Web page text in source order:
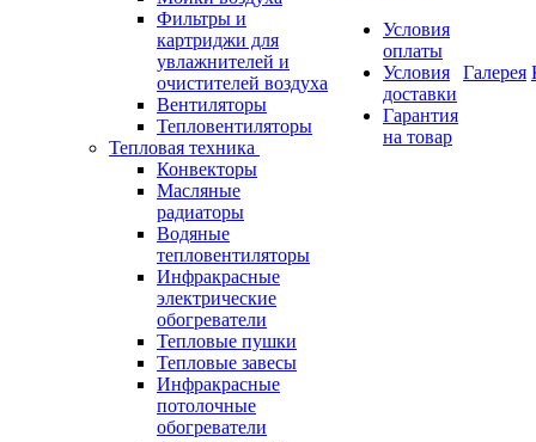
Фильтры и
картриджи для
увлажнителей и
очистителей воздуха
Вентиляторы
Тепловентиляторы
Тепловая техника
Конвекторы
Масляные
радиаторы
Водяные
тепловентиляторы
Инфракрасные
электрические
обогреватели
Тепловые пушки
Тепловые завесы
Инфракрасные
потолочные
обогреватели
Условия
оплаты
Условия
доставки
Гарантия
на товар
Галерея